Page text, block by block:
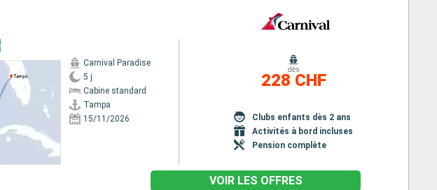
Carnival Paradise
5 j
Cabine standard
Tampa
15/11/2026
dès
228 CHF
Clubs enfants dès 2 ans
Activités à bord incluses
Pension complète
VOIR LES OFFRES